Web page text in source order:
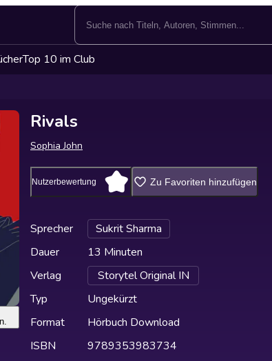
Top 10 im Club
Rivals
Sophia John
Nutzerbewertung Zu Favoriten hinzufügen
Sprecher
Sukrit Sharma
Dauer
13 Minuten
Verlag
Storytel Original IN
Typ
Ungekürzt
Format
Hörbuch Download
ISBN
9789353983734